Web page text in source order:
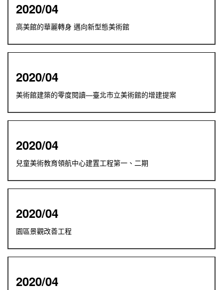
2020/04
高美館的華麗轉身 邁向新型態美術館
2020/04
美術館建築的零度閱讀—臺北市立美術館的增建提案
2020/04
兒童美術教育領航中心建置工程第一、二期
2020/04
園區景觀改善工程
2020/04